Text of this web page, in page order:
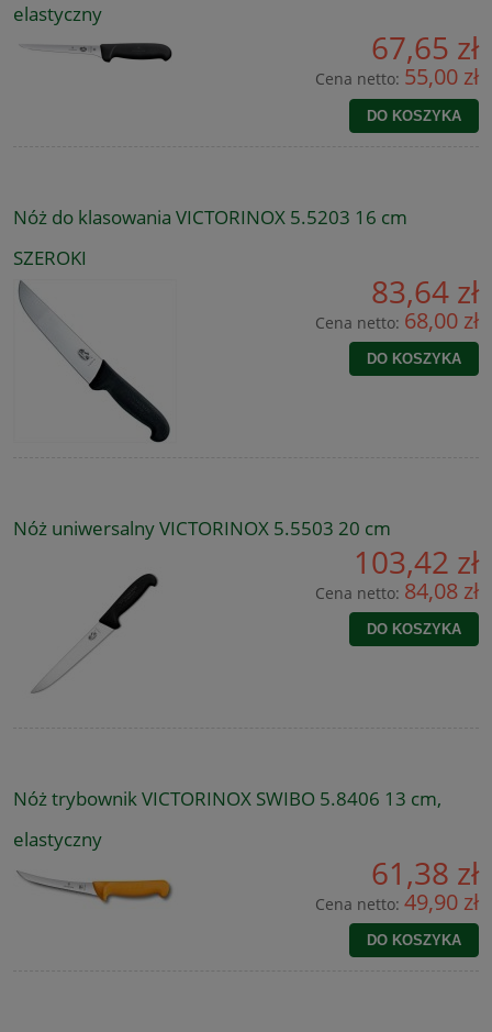
elastyczny
67,65 zł
Cena netto: 55,00 zł
DO KOSZYKA
Nóż do klasowania VICTORINOX 5.5203 16 cm
SZEROKI
83,64 zł
Cena netto: 68,00 zł
DO KOSZYKA
Nóż uniwersalny VICTORINOX 5.5503 20 cm
103,42 zł
Cena netto: 84,08 zł
DO KOSZYKA
Nóż trybownik VICTORINOX SWIBO 5.8406 13 cm,
elastyczny
61,38 zł
Cena netto: 49,90 zł
DO KOSZYKA